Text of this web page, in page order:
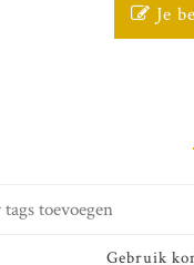
Je
Gebruik